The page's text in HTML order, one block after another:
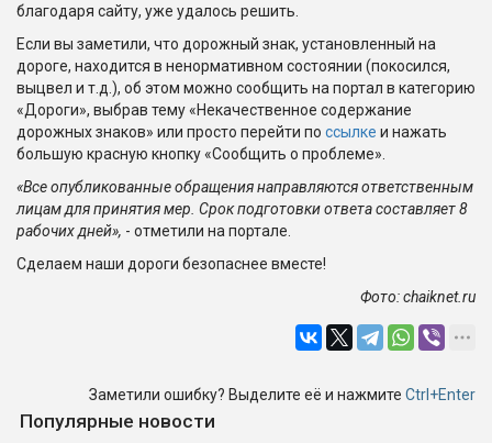
благодаря сайту, уже удалось решить.
Если вы заметили, что дорожный знак, установленный на
дороге, находится в ненормативном состоянии (покосился,
выцвел и т.д.), об этом можно сообщить на портал в категорию
«Дороги», выбрав тему «Некачественное содержание
дорожных знаков» или просто перейти по ссылке и нажать
большую красную кнопку «Сообщить о проблеме».
«Все опубликованные обращения направляются ответственным
лицам для принятия мер. Срок подготовки ответа составляет 8
рабочих дней», - отметили на портале.
Сделаем наши дороги безопаснее вместе!
Фото:chaiknet.ru
Заметили ошибку? Выделите её и нажмите Ctrl+Enter
Популярные новости